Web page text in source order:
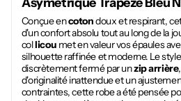
Conçue encotondoux et respirant,
d'un confort absolu tout au long de la
collicou met en valeur vos épaules
silhouette raffinée et moderne. Le
discrètement fermé par unzip arrière
d'originalité inattendue et un
contraintes, cette robe a été pensée